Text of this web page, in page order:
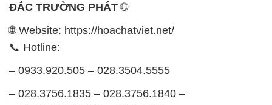
ĐẮC TRƯỜNG PHÁT🌐
🌐 Website: https://hoachatviet.net/
📞 Hotline:
– 0933.920.505 – 028.3504.5555
– 028.3756.1835 – 028.3756.1840 –